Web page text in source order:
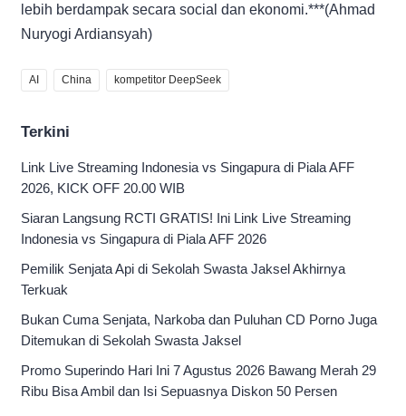
lebih berdampak secara social dan ekonomi.***(Ahmad
Nuryogi Ardiansyah)
AI China kompetitor DeepSeek
Terkini
Link Live Streaming Indonesia vs Singapura di Piala AFF
2026, KICK OFF 20.00 WIB
Siaran Langsung RCTI GRATIS! Ini Link Live Streaming
Indonesia vs Singapura di Piala AFF 2026
Pemilik Senjata Api di Sekolah Swasta Jaksel Akhirnya
Terkuak
Bukan Cuma Senjata, Narkoba dan Puluhan CD Porno Juga
Ditemukan di Sekolah Swasta Jaksel
Promo Superindo Hari Ini 7 Agustus 2026 Bawang Merah 29
Ribu Bisa Ambil dan Isi Sepuasnya Diskon 50 Persen